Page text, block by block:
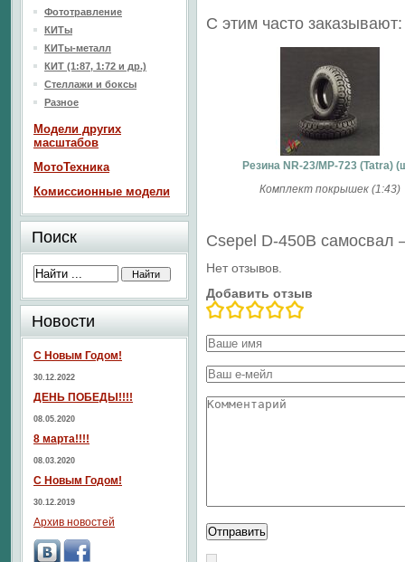
С этим часто заказывают:
Резина NR-23/MP-723 (Tatra)
Комплект покрышек (1:43)
Csepel D-450B
Нет отзывов.
Добавить отзыв
Фототравление
КИТы
КИТы-металл
КИТ (1:87, 1:72 и др.)
Стеллажи и боксы
Разное
Модели других
масштабов
МотоТехника
Комиссионные модели
Поиск
Новости
С Новым Годом!
30.12.2022
ДЕНЬ ПОБЕДЫ!!!!
08.05.2020
8 марта!!!!
08.03.2020
С Новым Годом!
30.12.2019
Архив новостей